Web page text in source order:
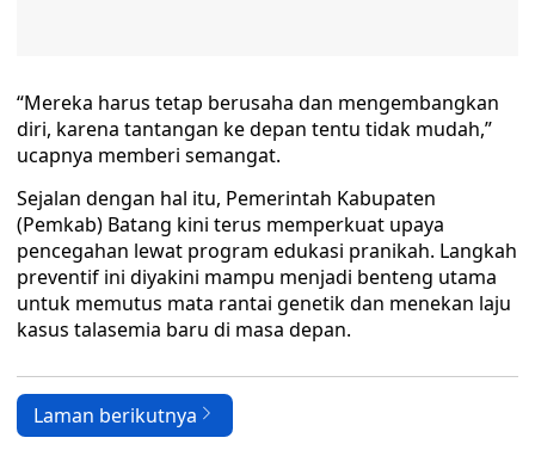
“Mereka harus tetap berusaha dan mengembangkan
diri, karena tantangan ke depan tentu tidak mudah,”
ucapnya memberi semangat.
Sejalan dengan hal itu, Pemerintah Kabupaten
(Pemkab) Batang kini terus memperkuat upaya
pencegahan lewat program edukasi pranikah. Langkah
preventif ini diyakini mampu menjadi benteng utama
untuk memutus mata rantai genetik dan menekan laju
kasus talasemia baru di masa depan.
Laman berikutnya